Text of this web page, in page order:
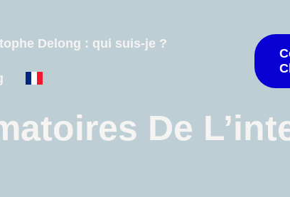
Delong : qui suis-je ?
De